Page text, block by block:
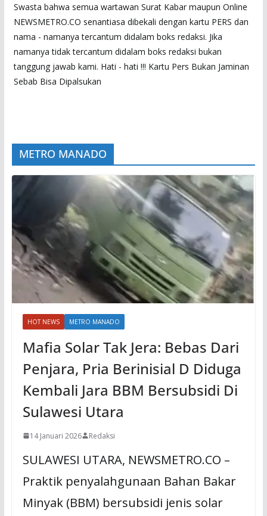
Swasta bahwa semua wartawan Surat Kabar maupun Online
NEWSMETRO.CO senantiasa dibekali dengan kartu PERS dan
nama - namanya tercantum didalam boks redaksi. Jika
namanya tidak tercantum didalam boks redaksi bukan
tanggung jawab kami. Hati - hati !!! Kartu Pers Bukan Jaminan
Sebab Bisa Dipalsukan
METRO MANADO
HOT NEWS METRO MANADO
Mafia Solar Tak Jera: Bebas Dari
Penjara, Pria Berinisial D Diduga
Kembali Jara BBM Bersubsidi Di
Sulawesi Utara
14 Januari 2026 Redaksi
SULAWESI UTARA, NEWSMETRO.CO –
Praktik penyalahgunaan Bahan Bakar
Minyak (BBM) bersubsidi jenis solar